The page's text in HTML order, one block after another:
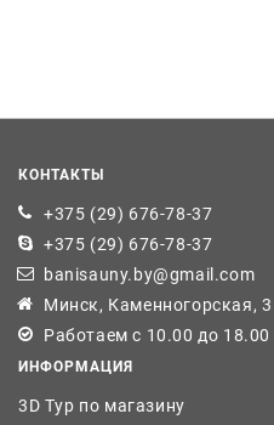
КОНТАКТЫ
+375 (29) 676-78-37
+375 (29) 676-78-37
banisauny.by@gmail.com
Минск, Каменногорская, 3
Работаем с 10.00 до 18.00
ИНФОРМАЦИЯ
3D Тур по магазину